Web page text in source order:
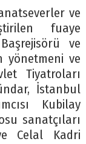
ve
fuaye
ve
yönetmeni ve
Tiyatroları
İstanbul
Kubilay
sanatçıları
Celal Kadri